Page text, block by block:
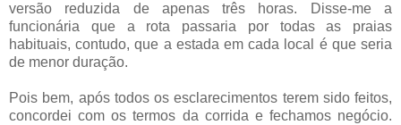
versão reduzida de apenas três horas. Disse-me a
funcionária que a rota passaria por todas as praias
habituais, contudo, que a estada em cada local é que seria
de menor duração.
Pois bem, após todos os esclarecimentos terem sido feitos,
concordei com os termos da corrida e fechamos negócio.